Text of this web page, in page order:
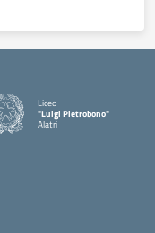
Liceo
"Luigi Pietrobono"
Alatri